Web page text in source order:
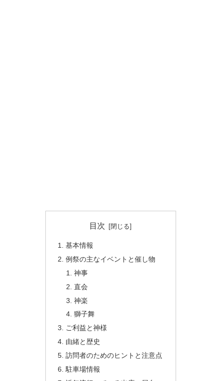
目次
基本情報
例祭の主なイベントと催し物
神事
直会
神楽
獅子舞
ご利益と神様
由緒と歴史
訪問者のためのヒントと注意点
駐車場情報